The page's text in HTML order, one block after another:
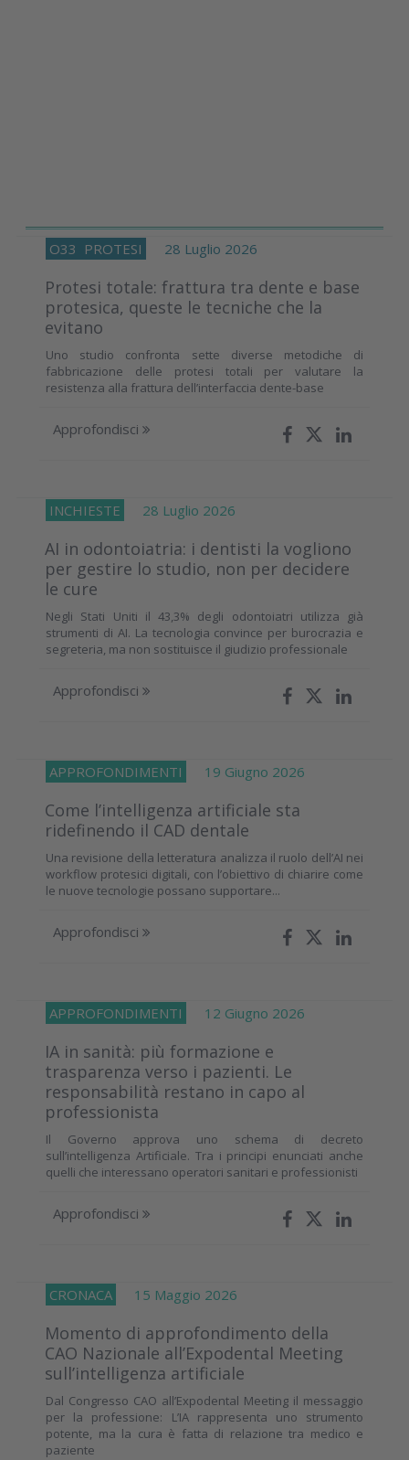
O33 PROTESI 28 Luglio 2026
Protesi totale: frattura tra dente e base
protesica, queste le tecniche che la
evitano
Uno studio confronta sette diverse metodiche di
fabbricazione delle protesi totali per valutare la
resistenza alla frattura dell’interfaccia dente-base
Approfondisci
INCHIESTE 28 Luglio 2026
AI in odontoiatria: i dentisti la vogliono
per gestire lo studio, non per decidere
le cure
Negli Stati Uniti il 43,3% degli odontoiatri utilizza già
strumenti di AI. La tecnologia convince per burocrazia e
segreteria, ma non sostituisce il giudizio professionale
Approfondisci
APPROFONDIMENTI 19 Giugno 2026
Come l’intelligenza artificiale sta
ridefinendo il CAD dentale
Una revisione della letteratura analizza il ruolo dell’AI nei
workflow protesici digitali, con l’obiettivo di chiarire come
le nuove tecnologie possano supportare...
Approfondisci
APPROFONDIMENTI 12 Giugno 2026
IA in sanità: più formazione e
trasparenza verso i pazienti. Le
responsabilità restano in capo al
professionista
Il Governo approva uno schema di decreto
sull’intelligenza Artificiale. Tra i principi enunciati anche
quelli che interessano operatori sanitari e professionisti
Approfondisci
CRONACA 15 Maggio 2026
Momento di approfondimento della
CAO Nazionale all’Expodental Meeting
sull’intelligenza artificiale
Dal Congresso CAO all’Expodental Meeting il messaggio
per la professione: L’IA rappresenta uno strumento
potente, ma la cura è fatta di relazione tra medico e
paziente